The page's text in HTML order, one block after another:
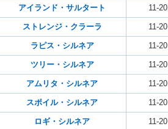
アイランド・サルタート 11-20
ストレンジ・クラーラ 11-20
ラピス・シルネア 11-20
ツリー・シルネア 11-20
アムリタ・シルネア 11-20
スポイル・シルネア 11-20
ロギ・シルネア 11-20